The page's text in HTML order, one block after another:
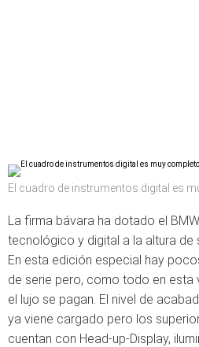
El cuadro de instrumentos digital es
La firma bávara ha dotado el
tecnológico y digital a la altura de
En esta edición especial hay
de serie pero, como todo en esta
el lujo se pagan. El nivel de
ya viene cargado pero los
cuentan con Head-up-Display,